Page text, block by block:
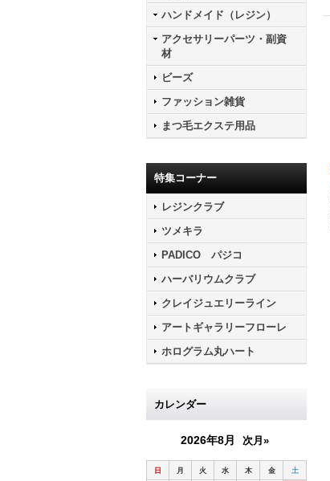
ハンドメイド（レジン）
アクセサリーパーツ・副資
材
ビーズ
ファッション雑貨
まつ毛エクステ用品
特集コーナー
レジンクラブ
ツメキラ
PADICO パジコ
ハーバリウムクラブ
クレイジュエリーライン
アートギャラリーフローレ
ホログラム丸ハート
カレンダー
2026年8月 次月»
日 月 火 水 木 金 土